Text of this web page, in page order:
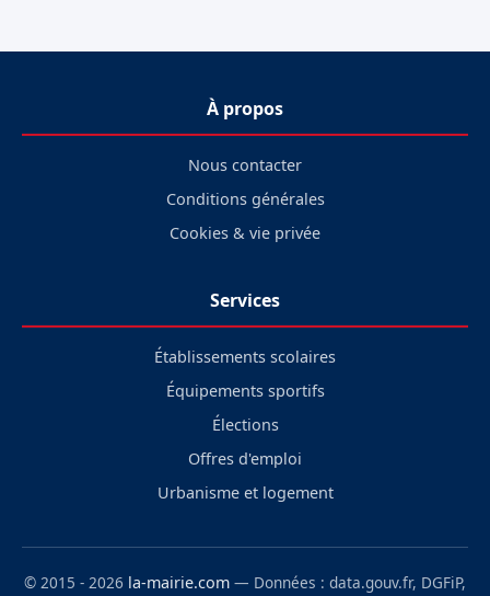
À propos
Nous contacter
Conditions générales
Cookies & vie privée
Services
Établissements scolaires
Équipements sportifs
Élections
Offres d'emploi
Urbanisme et logement
© 2015 - 2026 la-mairie.com — Données : data.gouv.fr, DGFiP,